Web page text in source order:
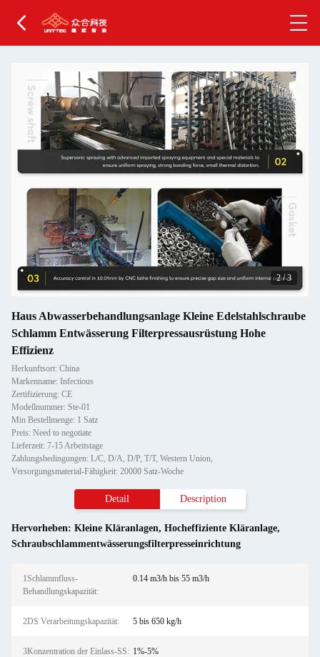
2/3
Haus Abwasserbehandlungsanlage Kleine Edelstahlschraube
Schlamm Entwässerung Filterpressausrüstung Hohe
Effizienz
Herkunftsort: China
Markenname: Infectious
Zertifizierung: CE
Modellnummer: Ste-01
Min Bestellmenge: 1 Satz
Preis: Need to negotiate
Lieferzeit: 7-15 Arbeitstage
Zahlungsbedingungen: L/C, D/A, D/P, T/T, Western Union,
Versorgungsmaterial-Fähigkeit: 20000 Satz-Woche
Detail Description
Hervorheben: Kleine Kläranlagen, Hocheffiziente Kläranlage,
Schraubschlammentwässerungsfilterpresseinrichtung
1Schlammfluss-
Behandlungskapazität:
0.14 m3/h bis 55 m3/h
2DS Verarbeitungskapazität: 5 bis 650 kg/h
3Konzentration der Einlass-SS: 1%-5%